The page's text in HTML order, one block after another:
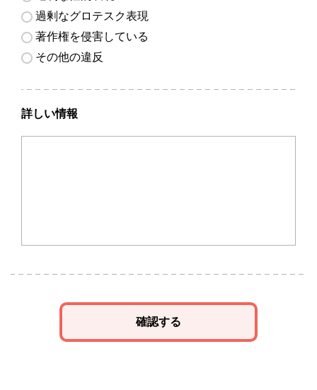
過剰なグロテスク表現
著作権を侵害している
その他の違反
詳しい情報
確認する